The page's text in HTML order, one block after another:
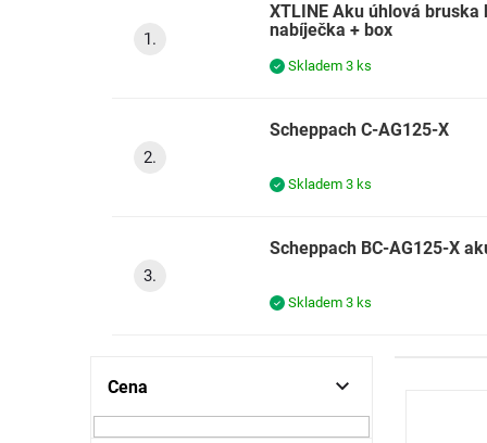
XTLINE Aku úhlová
nabíječka + box
Skladem 3 ks
Scheppach C-AG125-X
Skladem 3 ks
Scheppach BC-AG125-X
Skladem 3 ks
s
Cena